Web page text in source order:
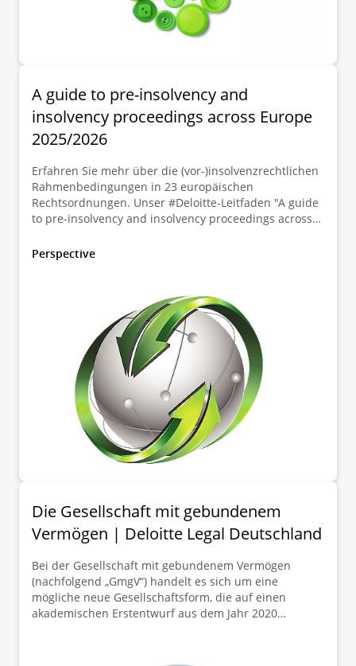
A guide to pre-insolvency and
insolvency proceedings across Europe
2025/2026
Erfahren Sie mehr über die (vor-)insolvenzrechtlichen
Rahmenbedingungen in 23 europäischen
Rechtsordnungen. Unser #Deloitte-Leitfaden "A guide
to pre-insolvency and insolvency proceedings across
jüngsten Reformen und wichtigsten
Deloitte Legal Restrukturierungsexperten Frank
Tschentscher, Torsten Cülter und Christina Wöste
geben einen Überblick über die relevanten
Regelungen in Deutschland.
Perspective
Die Gesellschaft mit gebundenem
Vermögen | Deloitte Legal Deutschland
Bei der Gesellschaft mit gebundenem Vermögen
(nachfolgend „GmgV“) handelt es sich um eine
mögliche neue Gesellschaftsform, die auf einen
akademischen Erstentwurf aus dem Jahr 2020
Mitglieder ausgeschüttet werden, sondern müssen im